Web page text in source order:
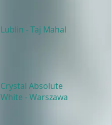
Lublin - Taj Mahal
Crystal Absolute
White - Warszawa